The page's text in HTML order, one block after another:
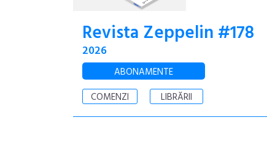
Revista Zeppelin #178
2026
ABONAMENTE
COMENZI
LIBRĂRII